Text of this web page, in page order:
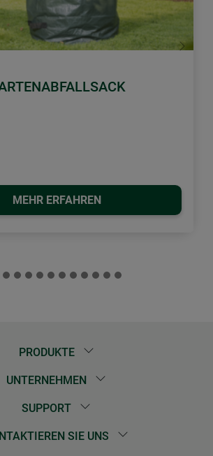
MEHR ERFAHREN
Weiter
PRODUKTE
UNTERNEHMEN
SUPPORT
SIE UNS